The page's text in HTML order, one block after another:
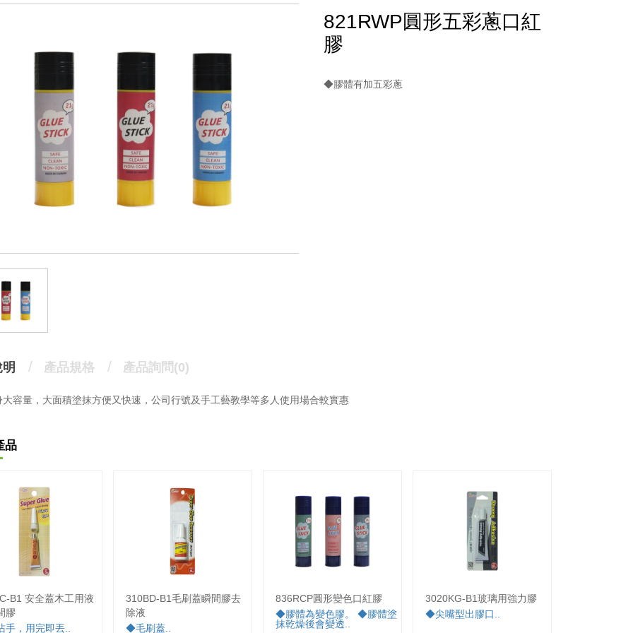
821RWP圓形五彩蔥口紅
膠
◆膠體有加五彩蔥
產品規格 產品詢問(0)
容量，大面積塗抹方便又快速，公司行號及手工藝教學等多人使用場合較實惠
品
B1 安全蓋木工用液
膠
，用完即丟..
310BD-B1毛刷蓋瞬間膠去
除液
◆毛刷蓋..
836RCP圓形變色口紅膠
◆膠體為變色膠。 ◆膠體塗
抹乾燥後會變透..
3020KG-B1玻璃用強力膠
◆尖嘴型出膠口..